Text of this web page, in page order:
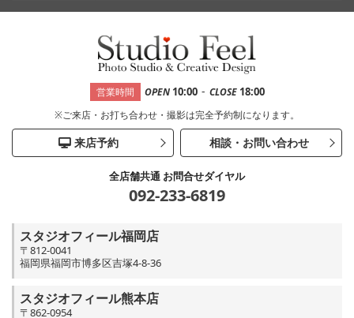
営業時間 OPEN 10:00 - CLOSE 18:00
※ご来店・お打ち合わせ・撮影は完全予約制になります。
来店予約 相談・お問い合わせ
全店舗共通 お問合せダイヤル
092-233-6819
スタジオフィール福岡店
〒812-0041
福岡県福岡市博多区吉塚4-8-36
スタジオフィール熊本店
〒862-0954